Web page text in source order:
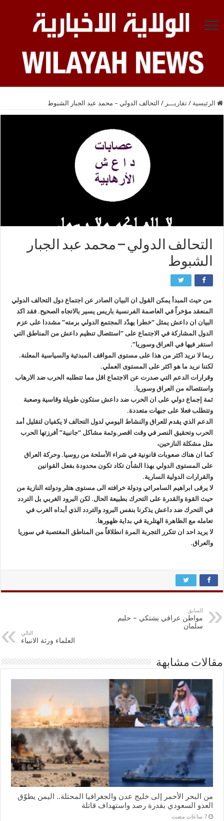
الرئيسية / تقاريـــر / التحالف الدولي – محمد عبد الجبار الشبوط
التحالف الدولي – محمد عبد الجبار
الشبوط
من حيث المبدأ يمكن القول ان البيان الصادر عن اجتماع دول التحالف الدولي
المنعقد مؤخراً في العاصمة الفرنسية باريس يسير بالاتجاه الصحيح. فقد اكد
البيان ان داعش يمثل “خطرا يهدّد المجتمع الدولي برمته” مشددا على عزم
الدول المشاركة في الاجتماع على “استئصال تنظيم داعش من المناطق التي
استقر فيها في العراق وسوريا”.
ربما لا نريد اكثر من هذا على مستوى المواقف المبدئية والسياسية المعلنة.
لكننا نريد ما هو اكثر على المستوى العملي.
وقرارات الدعم التي صدرت عن الاجتماع اقل مما تتطلبه الحرب ضد الارهاب
واستئصاله من العراق وسوريا.
ثمة إجماع دولي على ان الحرب ضد داعش ستكون طويلة وقاسية وصعبة
وتتطلب فعلا على جبهات متعددة.
الدعم الذي يقدم للعراق والنشاط اليومي لدول التحالف لا يكفيان لتقليل أمد
الحرب وتحقيق النصر في وقت اقصر.وثمة مشاكل “جانبية” أفرزتها الحرب
مثل مشكلة النازحين،
كما ان هناك صعوبات قانونية في شراء الأسلحة من روسيا. وحركة العراق
على المستوى الدولي بهذا الشأن تكاد تكون محدودة بفعل القوانين
والقرارات الدولية السارية.
لا يرقى ابراهيم السامرائي ودولة خرافته الى مستوى هتلر ودولته النازية من
حيث القوة والقدرة على التحرك بطبيعة الحال. لكن البرود الغربي بل التردد
في التحرك ضد داعش يذكرنا بنفس البرود والتردد الذي أبداه الغرب في
تعامله مع الظاهرة الهتلرية في بداية ظهورها.
لا يريد احد ان تتكرر التجربة المرة انطلاقاً من المناطق المغتصبة في سوريا
والعراق.
السابق
مواطن عراقي يشتكي – حليم
سلمان
التالي
العلماء ورثة الانبياء
مقالات مشابهة
من البحر الأحمر إلى خليج عدن والجغرافيا المحتلة.. اليمن يطوّق
العدو السعودي بقدرة رصد واستهداف قاتلة
‏7 ساعات مضت